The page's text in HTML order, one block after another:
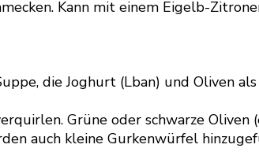
Kann mit einem Eigelb-
die Joghurt (Lban) und Oliven
Grüne oder schwarze
auch kleine Gurkenwürfel